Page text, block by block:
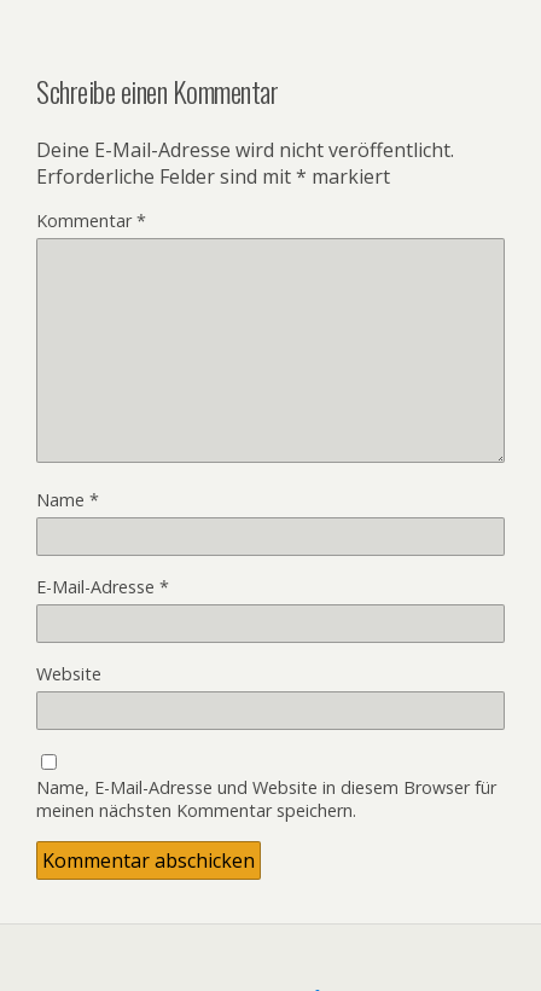
Schreibe einen Kommentar
Deine E-Mail-Adresse wird nicht veröffentlicht.
Erforderliche Felder sind mit* markiert
Kommentar*
Name *
E-Mail-Adresse *
Website
Name, E-Mail-Adresse und Website in diesem Browser für
meinen nächsten Kommentar speichern.